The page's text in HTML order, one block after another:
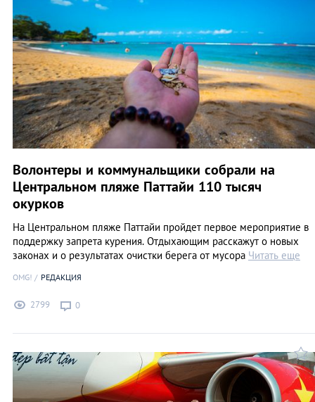
Волонтеры и коммунальщики собрали на
Центральном пляже Паттайи 110 тысяч
окурков
На Центральном пляже Паттайи пройдет первое мероприятие в
поддержку запрета курения. Отдыхающим расскажут о новых
законах и о результатах очистки берега от мусора Читать еще
OMG! РЕДАКЦИЯ
2799 0